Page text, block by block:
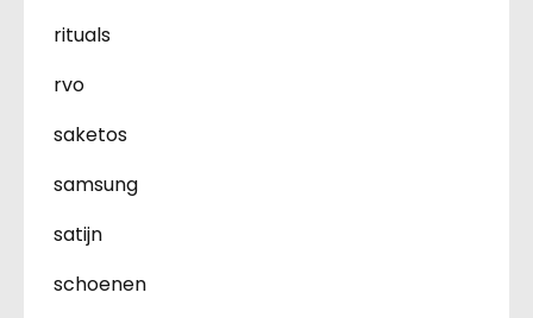
rituals
rvo
saketos
samsung
satijn
schoenen